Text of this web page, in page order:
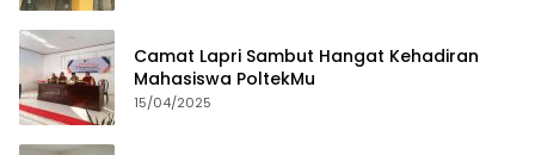
Camat Lapri Sambut Hangat Kehadiran
Mahasiswa PoltekMu
15/04/2025